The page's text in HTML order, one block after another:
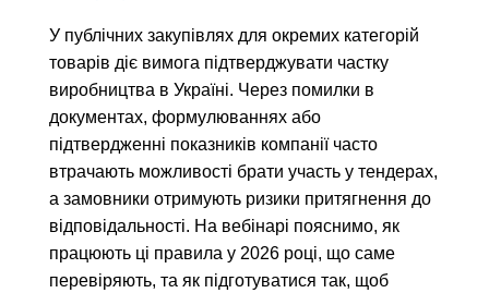
У публічних закупівлях для окремих категорій
товарів діє вимога підтверджувати частку
виробництва в Україні. Через помилки в
документах, формулюваннях або
підтвердженні показників компанії часто
втрачають можливості брати участь у тендерах,
а замовники отримують ризики притягнення до
відповідальності. На вебінарі пояснимо, як
працюють ці правила у 2026 році, що саме
перевіряють, та як підготуватися так, щоб